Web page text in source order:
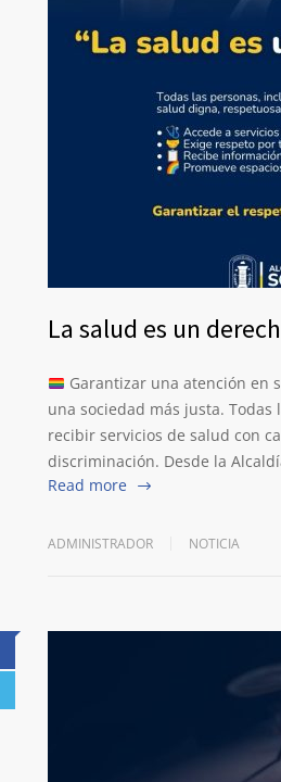
La salud es un
Garantizar una atención en
una sociedad más justa.
recibir servicios de salud con
discriminación. Desde la
Read more
ADMINISTRADOR NOTICIA